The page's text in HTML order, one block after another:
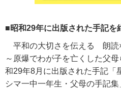
■昭和29年に出版された手記を
平和の大切さを伝える 朗読
～原爆でわが子を亡くした父
和29年8月に出版された手記「
シマ一中一年生・父母の手記